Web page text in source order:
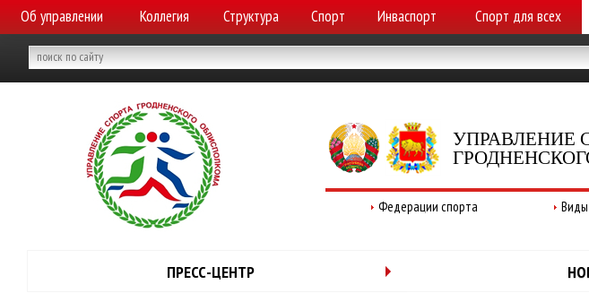
Об управлении Коллегия Структура Спорт Инваспорт Спорт для всех
УПРАВЛЕНИЕ
Федерации спорта
ПРЕСС-ЦЕНТР